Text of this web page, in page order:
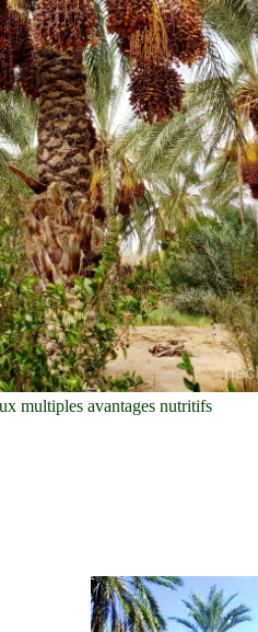
multiples avantages nutritifs